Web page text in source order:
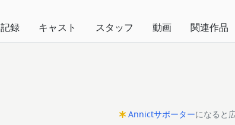
記録 キャスト スタッフ 動画 関連作品
Annictサポーターになると